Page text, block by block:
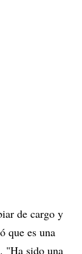
de cargo y
que es una
"Ha sido una